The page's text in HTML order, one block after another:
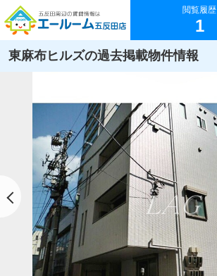
閲覧履歴
1
東麻布ヒルズの過去掲載物件情報